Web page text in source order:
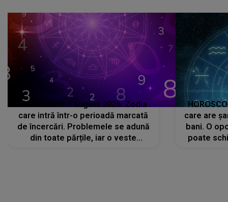
HOROSCOP 7 august 2026. Zodia
care intră într-o perioadă marcată
de încercări. Problemele se adună
din toate părțile, iar o veste
care are
bani. O
poate